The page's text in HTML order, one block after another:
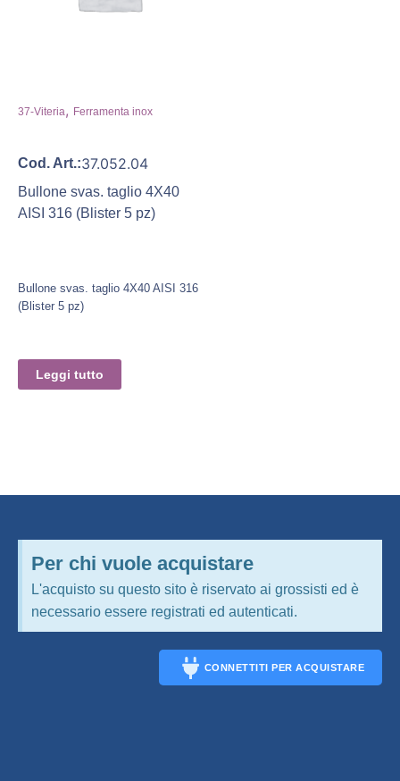
37-Viteria, Ferramenta inox
Cod. Art.:37.052.04
Bullone svas. taglio 4X40
AISI 316 (Blister 5 pz)
Bullone svas. taglio 4X40 AISI 316
(Blister 5 pz)
Leggi tutto
Per chi vuole acquistare
L'acquisto su questo sito è riservato ai grossisti ed è
necessario essere registrati ed autenticati.
CONNETTITI PER ACQUISTARE